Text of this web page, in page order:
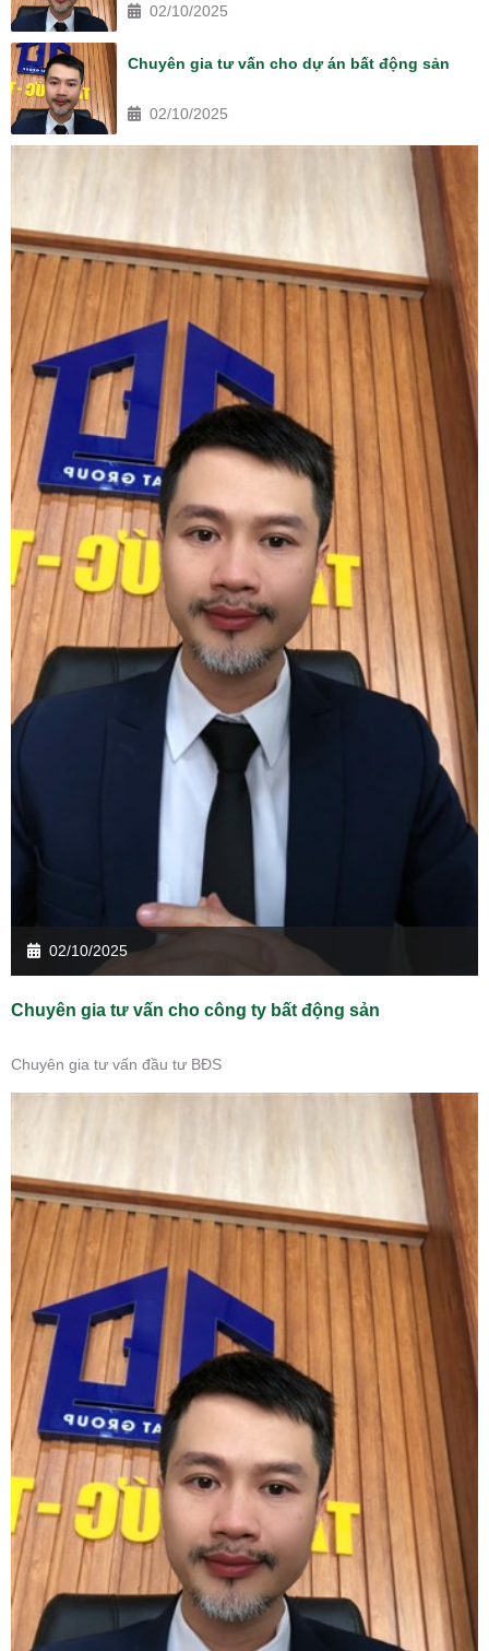
02/10/2025
Chuyên gia tư vấn cho dự án bất động sản
02/10/2025
02/10/2025
Chuyên gia tư vấn cho công ty bất động sản
Chuyên gia tư vấn đầu tư BĐS